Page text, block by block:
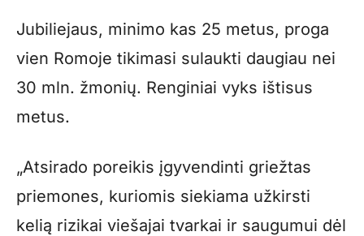
Jubiliejaus, minimo kas 25 metus, proga
vien Romoje tikimasi sulaukti daugiau nei
30 mln. žmonių. Renginiai vyks ištisus
metus.
„Atsirado poreikis įgyvendinti griežtas
priemones, kuriomis siekiama užkirsti
kelią rizikai viešajai tvarkai ir saugumui dėl